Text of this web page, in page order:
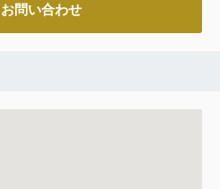
お問い合わせ